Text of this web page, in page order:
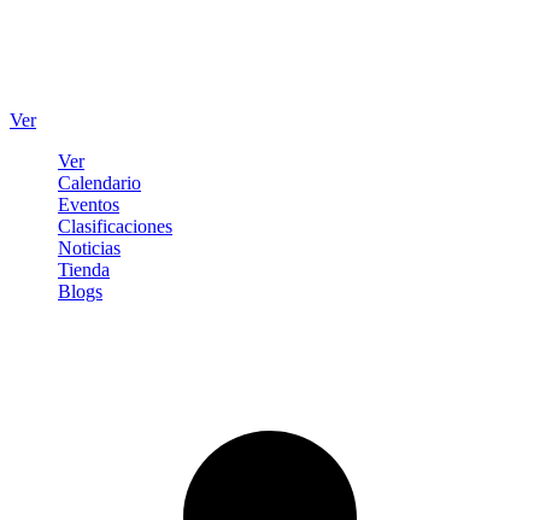
Ver
Ver
Calendario
Eventos
Clasificaciones
Noticias
Tienda
Blogs